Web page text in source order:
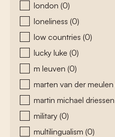
london (0)
loneliness (0)
low countries (0)
lucky luke (0)
m leuven (0)
marten van der meulen
martin michael driessen
military (0)
multilingualism (0)